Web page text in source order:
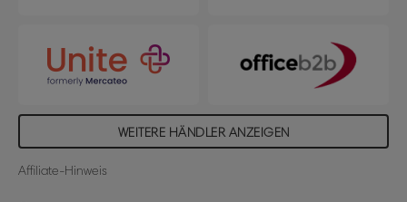
WEITERE HÄNDLER ANZEIGEN
Affiliate-Hinweis